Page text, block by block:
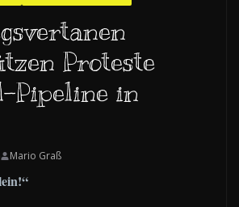
Proteste
Pipeline in
Mario Graß